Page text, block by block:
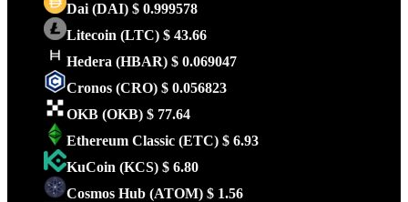
Dai (DAI) $ 0.999578
Litecoin (LTC) $ 43.66
Hedera (HBAR) $ 0.069047
Cronos (CRO) $ 0.056823
OKB (OKB) $ 77.64
Ethereum Classic (ETC) $ 6.93
KuCoin (KCS) $ 6.80
Cosmos Hub (ATOM) $ 1.56